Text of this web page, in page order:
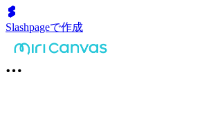
Slashpageで作成